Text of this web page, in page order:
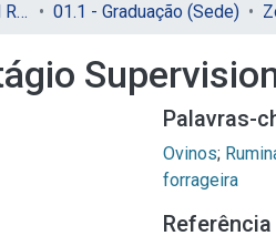
01. Universidade Federal Rural de Pernambuco - UFRPE (Sede) 01.1 - Graduação (Sede)
Palavras-
Ovinos;
forrageira
Referência